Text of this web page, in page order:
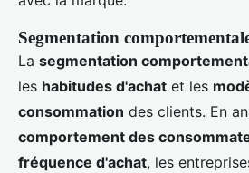
Segmentation
La segmentation
les habitudes d'achat et les
consommation des clients. En
comportement des
fréquence d'achat, les